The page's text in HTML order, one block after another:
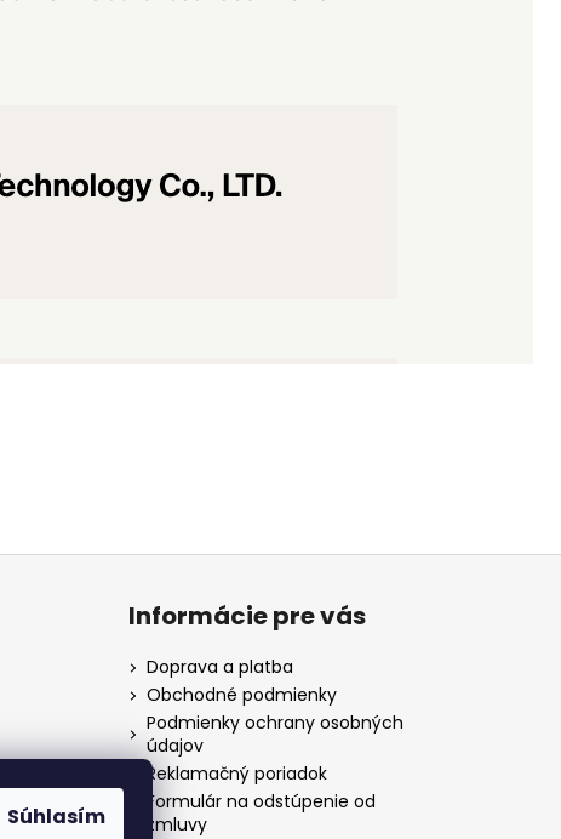
Súhlasím
Informácie pre vás
Doprava a platba
Obchodné podmienky
Podmienky ochrany osobných
údajov
Reklamačný poriadok
Formulár na odstúpenie od
zmluvy